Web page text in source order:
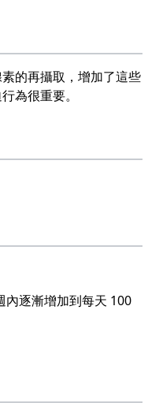
的再攝取，增加了這些
為很重要。
內逐漸增加到每天 100